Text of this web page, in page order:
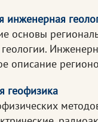
инженерная
основы
описание
геофизика